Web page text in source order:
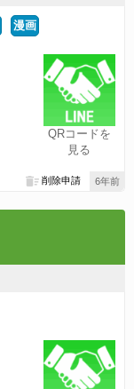
漫画
QRコードを
見る
6年前
削除申請